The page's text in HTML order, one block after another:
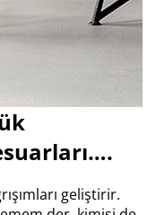
geliştirir.